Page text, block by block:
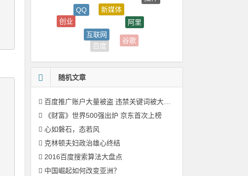
Linux
CentOS
创业
谷歌
百度
随机文章
百度推广账户大量被盗 违禁关键词被大量提交
《财富》世界500强出炉 京东首次上榜
心如磐石，态若风
克林顿夫妇政治雄心终结
2016百度搜索算法大盘点
中国崛起如何改变亚洲？